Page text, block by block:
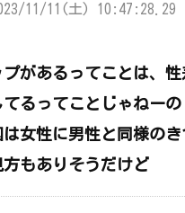
11/11(土) 10:47:28.29
があるってことは、
るってことじゃねーの
女性に男性と同様の
もありそうだけど